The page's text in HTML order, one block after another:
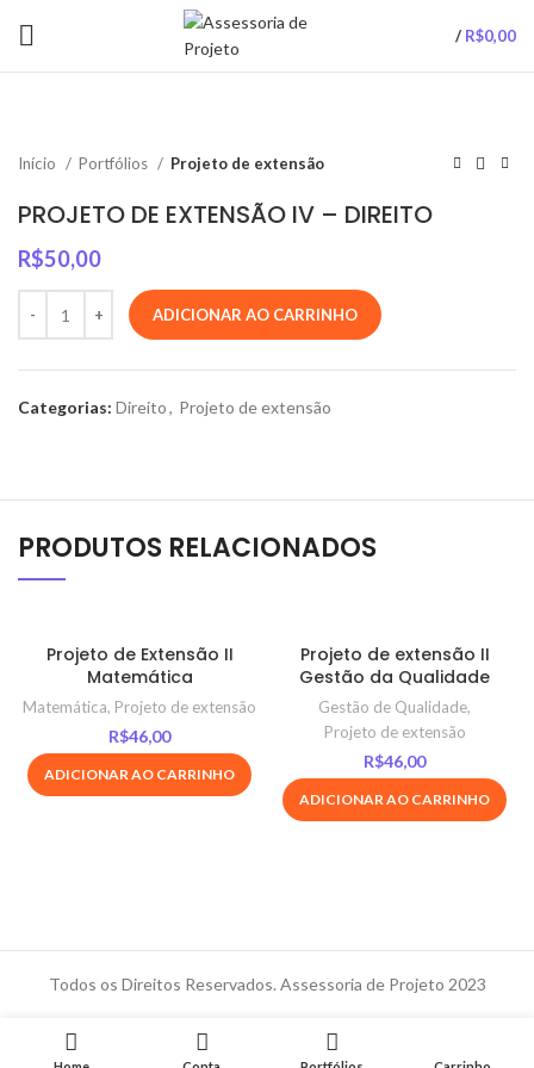
/ R$0,00
Início Portfólios Projeto de extensão
PROJETO DE EXTENSÃO IV – DIREITO
R$50,00
ADICIONAR AO CARRINHO
Categorias: Direito, Projeto de extensão
PRODUTOS RELACIONADOS
Projeto de Extensão II
Matemática
Matemática, Projeto de extensão
R$46,00
ADICIONAR AO CARRINHO
Projeto de extensão II
Gestão da Qualidade
Gestão de Qualidade,
Projeto de extensão
R$46,00
ADICIONAR AO CARRINHO
Todos os Direitos Reservados. Assessoria de Projeto 2023